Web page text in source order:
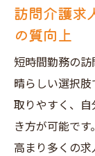
訪問介護求
の質向上
短時間勤務の
晴らしい選択
取りやすく、
き方が可能で
高まり多くの